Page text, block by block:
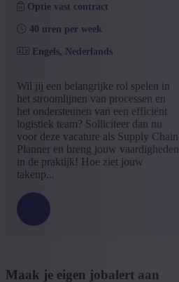
Optie vast contract
40 uren per week
Engels, Nederlands
Wil jij een belangrijke rol spelen in
het stroomlijnen van processen en
het ondersteunen van een efficiënt
logistiek team? Solliciteer dan nu
voor deze vacature als Supply Chain
Planner en breng jouw vaardigheden
in de praktijk! Hoe ziet jouw
takenp...
Maak je eigen jobalert aan